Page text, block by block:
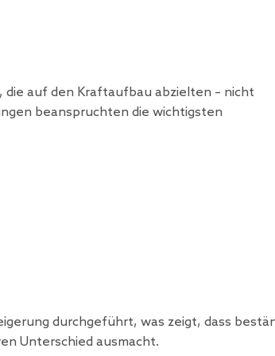
die auf den Kraftaufbau abzielten – nicht
beanspruchten die wichtigsten
durchgeführt, was zeigt, dass
Unterschied ausmacht.